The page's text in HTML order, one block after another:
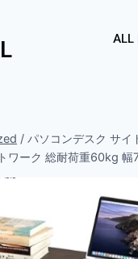
ALL
/ パソコンデスク サイ
ワーク 総耐荷重60kg